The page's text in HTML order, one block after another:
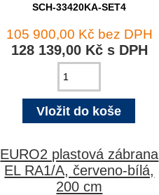
SCH-33420KA-SET4
105 900,00 Kč bez DPH
128 139,00 Kč s DPH
EURO2 plastová zábrana
EL RA1/A, červeno-bílá,
200 cm